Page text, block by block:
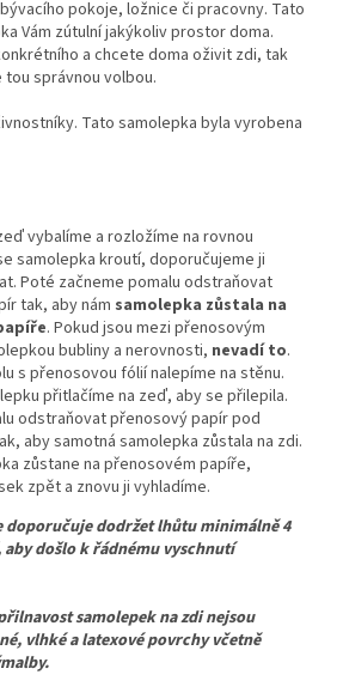
pokoje, ložnice či pracovny. Tato
Vám zútulní jakýkoliv prostor doma.
a chcete doma oživit zdi, tak
správnou volbou.
Tato samolepka byla vyrobena
vybalíme a rozložíme na rovnou
samolepka kroutí, doporučujeme ji
Poté začneme pomalu odstraňovat
tak, aby nám samolepka zůstala na
. Pokud jsou mezi přenosovým
bubliny a nerovnosti, nevadí to.
s přenosovou fólií nalepíme na stěnu.
přitlačíme na zeď, aby se přilepila.
odstraňovat přenosový papír pod
aby samotná samolepka zůstala na zdi.
zůstane na přenosovém papíře,
zpět a znovu ji vyhladíme.
doporučuje dodržet lhůtu minimálně 4
došlo k řádnému vyschnutí
samolepek na zdi nejsou
vlhké a latexové povrchy včetně